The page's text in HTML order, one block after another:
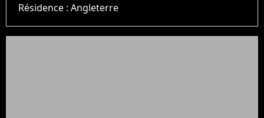
Résidence :Angleterre